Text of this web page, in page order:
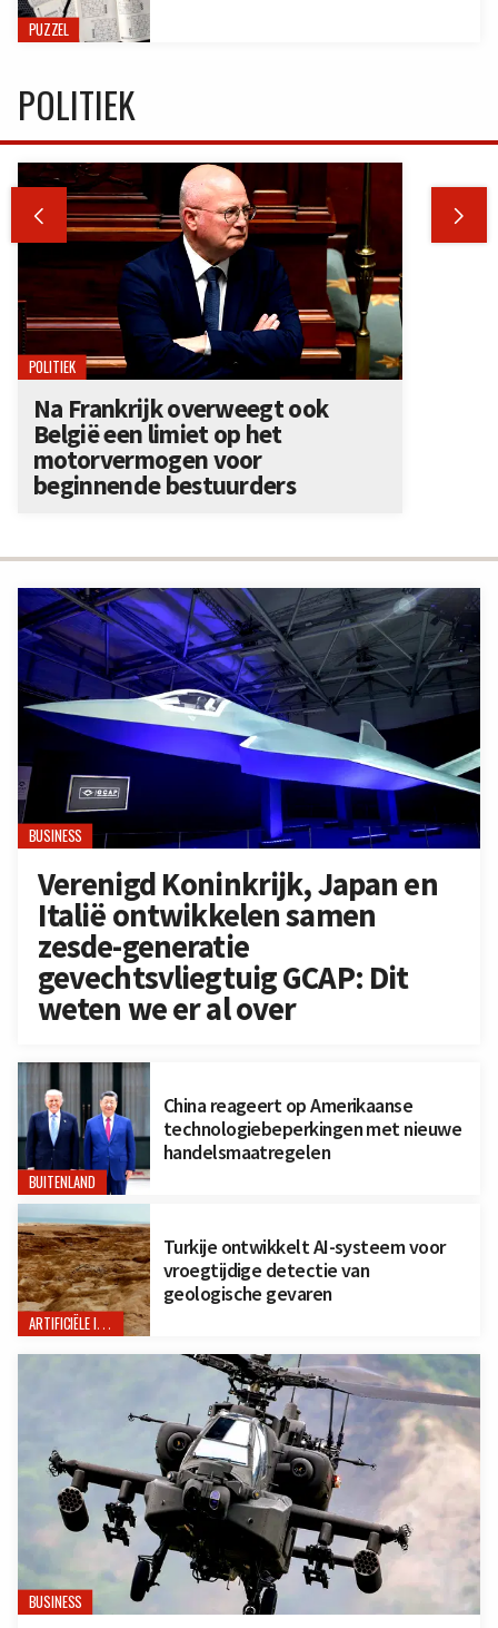
PUZZEL
BUSINESS
Verenigd Koninkrijk, Japan en
Italië ontwikkelen samen
zesde-generatie
gevechtsvliegtuig GCAP: Dit
weten we er al over
BUITENLAND
China reageert op Amerikaanse
technologiebeperkingen met nieuwe
handelsmaatregelen
ARTIFICIËLE INTELLIGENTIE
Turkije ontwikkelt AI-systeem voor
vroegtijdige detectie van
geologische gevaren
BUSINESS
POLITIEK
 
POLITIEK
Na Frankrijk overweegt ook
België een limiet op het
motorvermogen voor
beginnende bestuurders